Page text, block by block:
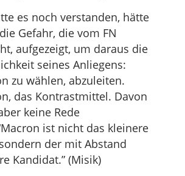
es noch verstanden, hätte
Gefahr, die vom FN
aufgezeigt, um daraus die
seines Anliegens:
zu wählen, abzuleiten.
das Kontrastmittel. Davon
keine Rede
ist nicht das kleinere
der mit Abstand
Kandidat.” (Misik)